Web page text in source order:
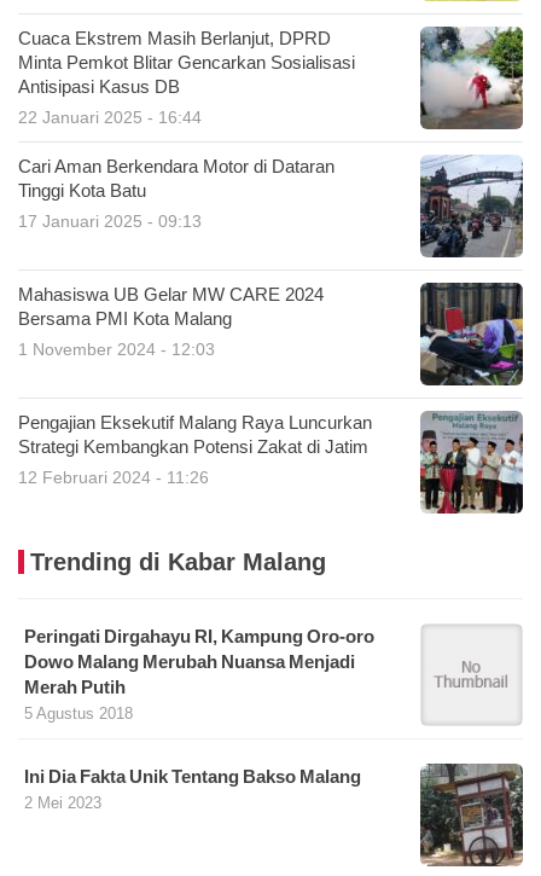
Cuaca Ekstrem Masih Berlanjut, DPRD
Minta Pemkot Blitar Gencarkan Sosialisasi
Antisipasi Kasus DB
22 Januari 2025 - 16:44
Cari Aman Berkendara Motor di Dataran
Tinggi Kota Batu
17 Januari 2025 - 09:13
Mahasiswa UB Gelar MW CARE 2024
Bersama PMI Kota Malang
1 November 2024 - 12:03
Pengajian Eksekutif Malang Raya Luncurkan
Strategi Kembangkan Potensi Zakat di Jatim
12 Februari 2024 - 11:26
Trending di Kabar Malang
Peringati Dirgahayu RI, Kampung Oro-oro
Dowo Malang Merubah Nuansa Menjadi
Merah Putih
5 Agustus 2018
Ini Dia Fakta Unik Tentang Bakso Malang
2 Mei 2023